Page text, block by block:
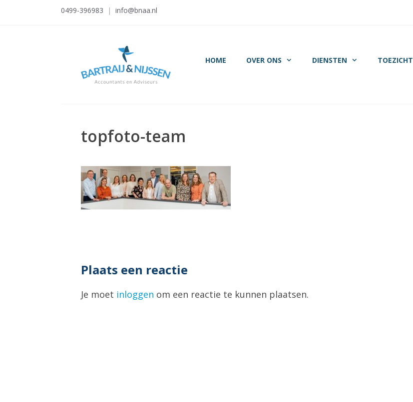
0499-396983 | info@bnaa.nl
HOME OVER ONS DIENSTEN TOEZICHT
topfoto-team
Plaats een reactie
Je moet inloggen om een reactie te kunnen plaatsen.